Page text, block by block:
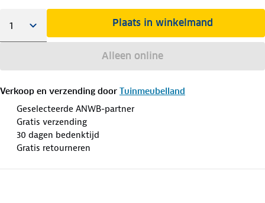
Plaats in winkelmand
Alleen online
Verkoop en verzending door Tuinmeubelland
Geselecteerde ANWB-partner
Gratis verzending
30 dagen bedenktijd
Gratis retourneren